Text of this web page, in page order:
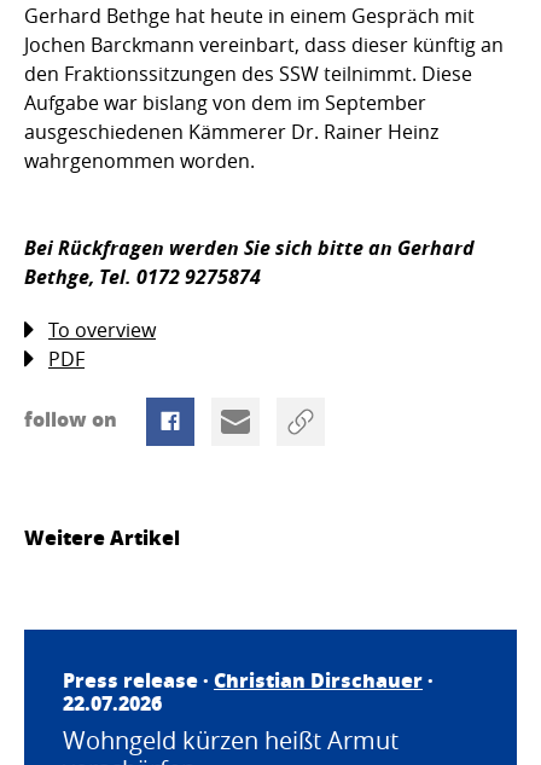
Gerhard Bethge hat heute in einem Gespräch mit
Jochen Barckmann vereinbart, dass dieser künftig an
den Fraktionssitzungen des SSW teilnimmt. Diese
Aufgabe war bislang von dem im September
ausgeschiedenen Kämmerer Dr. Rainer Heinz
wahrgenommen worden.
Bei Rückfragen werden Sie sich bitte an Gerhard
Bethge, Tel. 0172 9275874
To overview
PDF
follow on
Weitere Artikel
Press release · Christian Dirschauer·
22.07.2026
Wohngeld kürzen heißt Armut